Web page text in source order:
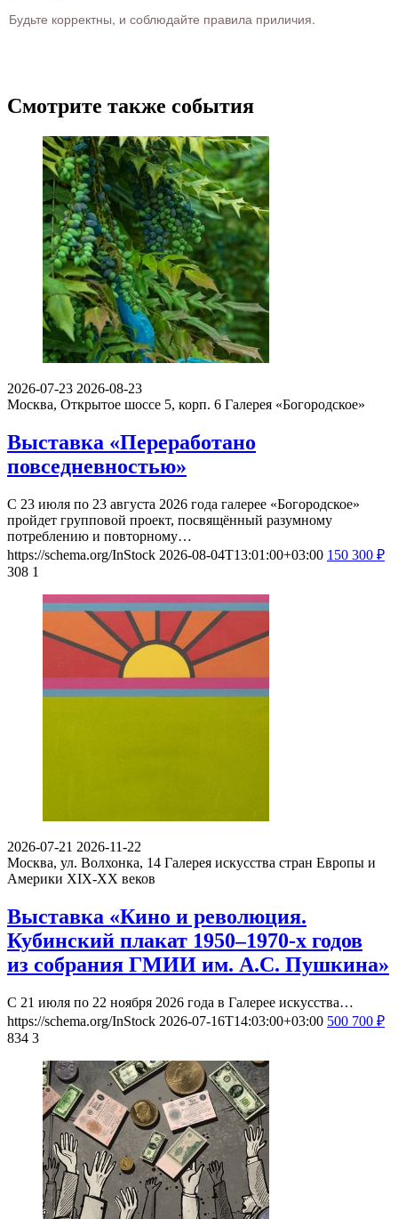
Будьте корректны, и соблюдайте правила приличия.
Смотрите также события
2026-07-23 2026-08-23
Москва, Открытое шоссе 5, корп. 6 Галерея «Богородское»
Выставка «Переработано
повседневностью»
С 23 июля по 23 августа 2026 года галерее «Богородское»
пройдет групповой проект, посвящённый разумному
потреблению и повторному…
https://schema.org/InStock 2026-08-04T13:01:00+03:00 150 300 ₽
308 1
2026-07-21 2026-11-22
Москва, ул. Волхонка, 14 Галерея искусства стран Европы и
Америки XIX-ХХ веков
Выставка «Кино и революция.
Кубинский плакат 1950–1970-х годов
из собрания ГМИИ им. А.С. Пушкина»
С 21 июля по 22 ноября 2026 года в Галерее искусства…
https://schema.org/InStock 2026-07-16T14:03:00+03:00 500 700 ₽
834 3